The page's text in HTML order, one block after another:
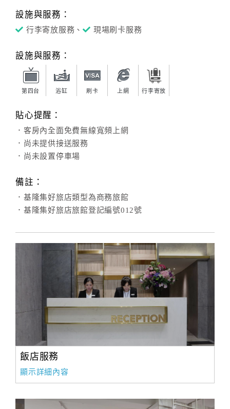
設施與服務：
行李寄放服務、 現場刷卡服務
設施與服務：
第四台 浴缸 刷卡 上網 行李寄放
貼心提醒：
．客房內全面免費無線寬頻上網
．尚未提供接送服務
．尚未設置停車場
備註：
．基隆集好旅店類型為商務旅館
．基隆集好旅店旅館登記編號012號
飯店服務
顯示詳細內容